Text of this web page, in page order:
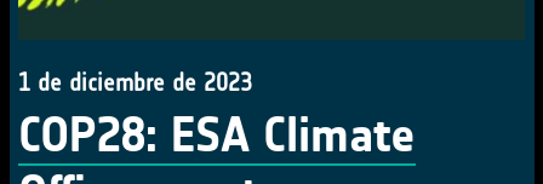
1 de diciembre de 2023
COP28: ESA Climate